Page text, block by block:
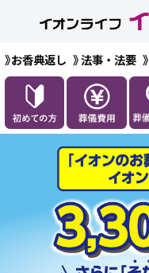
お香典返し 法事・法要